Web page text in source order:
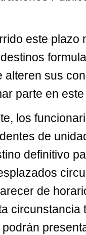
este plazo
alteren sus
parte en
los
de
definitivo
de
circunstancia